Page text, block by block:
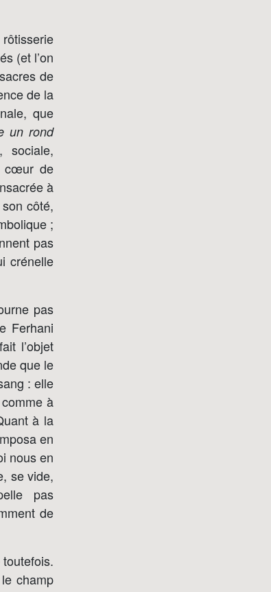
(et l’on
de
de la
que
un rond
sociale,
cœur de
à
côté,
;
pas
crénelle
pas
Ferhani
l’objet
que le
: elle
à
à la
en
nous en
se vide,
pas
de
champ